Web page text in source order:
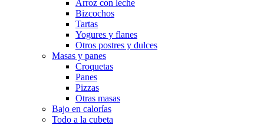
Arroz con leche
Bizcochos
Tartas
Yogures y flanes
Otros postres y dulces
Masas y panes
Croquetas
Panes
Pizzas
Otras masas
Bajo en calorías
Todo a la cubeta